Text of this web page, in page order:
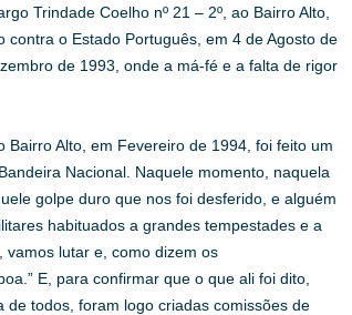
Trindade Coelho nº 21 – 2º, ao Bairro Alto,
o Estado Português, em 4 de Agosto de
de 1993, onde a má-fé e a falta de rigor
Alto, em Fevereiro de 1994, foi feito um
Nacional. Naquele momento, naquela
golpe duro que nos foi desferido, e alguém
habituados a grandes tempestades e a
lutar e, como dizem os
E, para confirmar que o que ali foi dito,
todos, foram logo criadas comissões de